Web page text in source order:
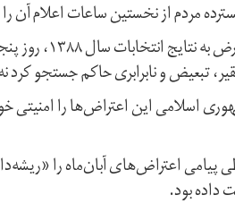
پیش از موسوی نیز
تبعیض و نابرابری حاکم جستجو
اسلامی این اعتراض‌ها‌ را امنیتی
اعتراض‌های آبان‌ماه را
داده بود.